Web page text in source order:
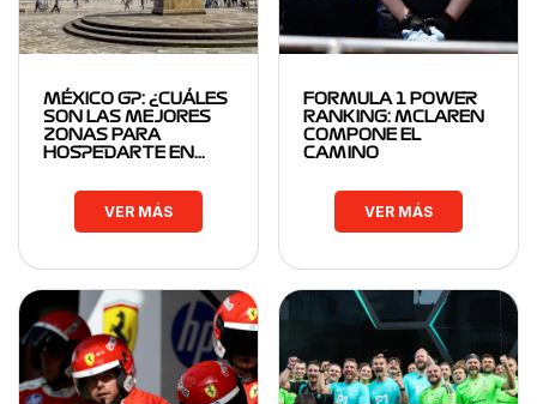
MÉXICO GP: ¿CUÁLES
SON LAS MEJORES
ZONAS PARA
HOSPEDARTE EN…
VER MÁS
FORMULA 1 POWER
RANKING: MCLAREN
COMPONE EL
CAMINO
VER MÁS